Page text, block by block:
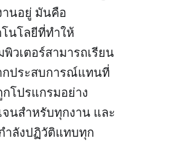
านอยู่ มันคือ
โนโลยีที่ทำให้
พิวเตอร์สามารถเรียน
กประสบการณ์แทนที่
กโปรแกรมอย่าง
จนสำหรับทุกงาน และ
ำลังปฏิวัติแทบทุก